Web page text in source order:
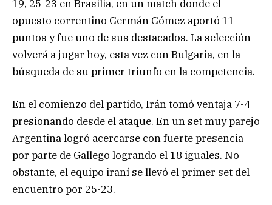
19, 25-23 en Brasilia, en un match donde el
opuesto correntino Germán Gómez aportó 11
puntos y fue uno de sus destacados. La selección
volverá a jugar hoy, esta vez con Bulgaria, en la
búsqueda de su primer triunfo en la competencia.
En el comienzo del partido, Irán tomó ventaja 7-4
presionando desde el ataque. En un set muy parejo
Argentina logró acercarse con fuerte presencia
por parte de Gallego logrando el 18 iguales. No
obstante, el equipo iraní se llevó el primer set del
encuentro por 25-23.